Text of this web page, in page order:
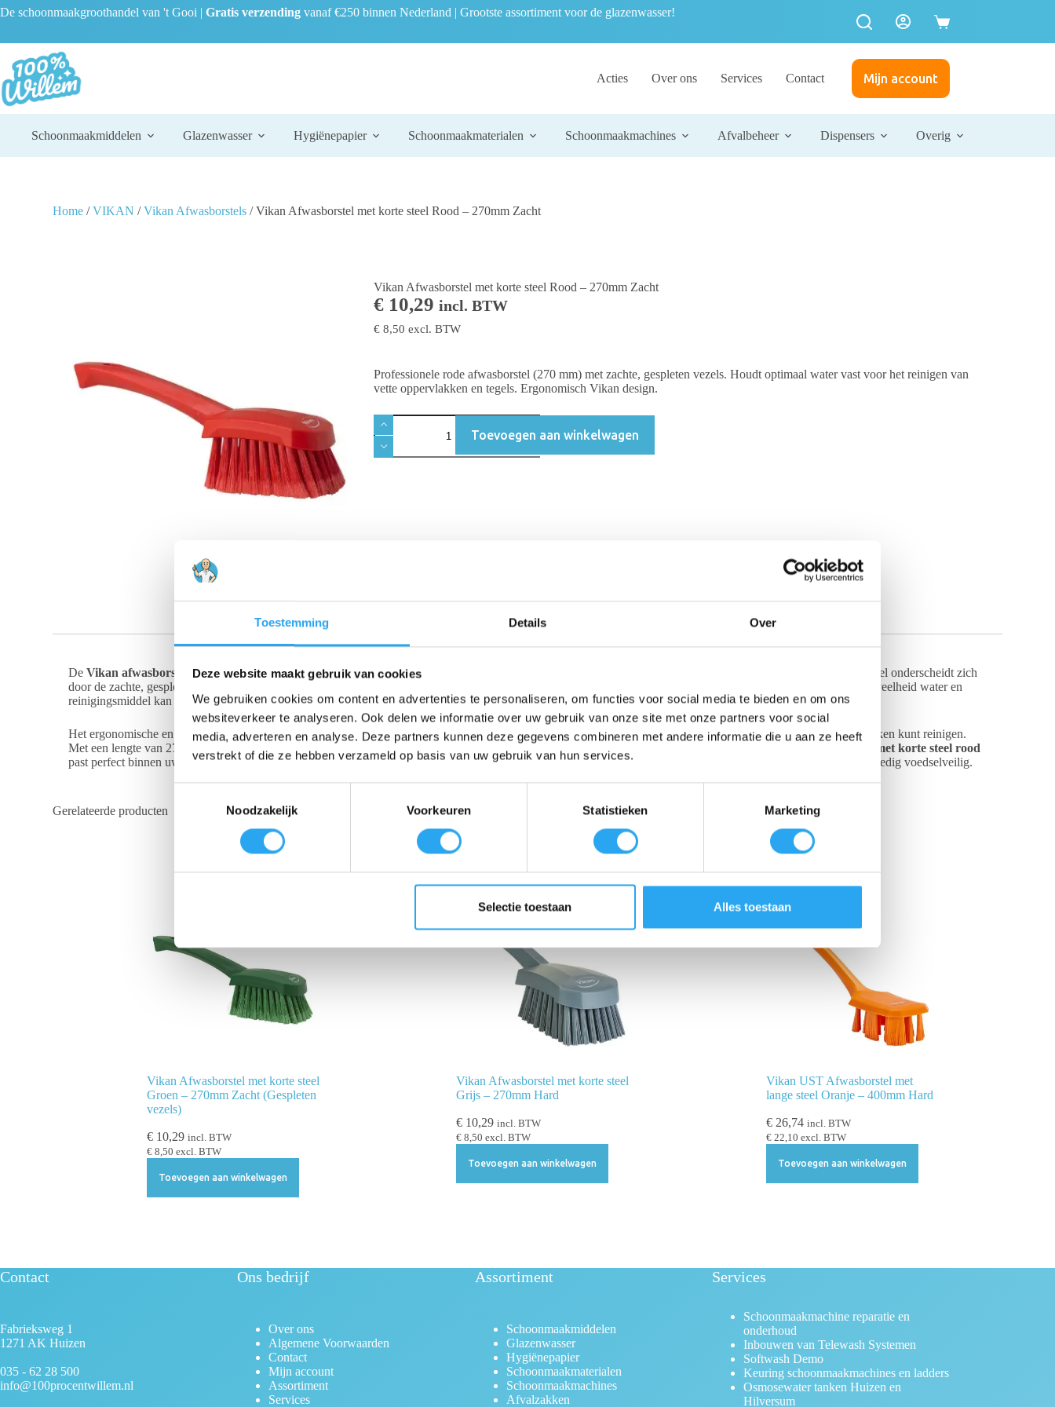
Toestemming Details Over
Deze website maakt gebruik van cookies
We gebruiken cookies om content en advertenties te personaliseren, om functies voor social media te bieden en om ons
websiteverkeer te analyseren. Ook delen we informatie over uw gebruik van onze site met onze partners voor social
media, adverteren en analyse. Deze partners kunnen deze gegevens combineren met andere informatie die u aan ze heeft
verstrekt of die ze hebben verzameld op basis van uw gebruik van hun services.
i
c
t
i
e
Noodzakelijk Voorkeuren Statistieken Marketing
Selectie toestaan Alles toestaan
De schoonmaakgroothandel van 't Gooi | Gratis verzending vanaf €250 binnen Nederland | Grootste assortiment voor de glazenwasser!
Acties Over ons Services Contact Mijn account
Schoonmaakmiddelen Glazenwasser Hygiënepapier Schoonmaakmaterialen Schoonmaakmachines Afvalbeheer Dispensers Overig
Home /VIKAN /Vikan Afwasborstels / Vikan Afwasborstel met korte steel Rood – 270mm Zacht
Vikan Afwasborstel met korte steel Rood – 270mm Zacht
€ 10,29 incl. BTW
€ 8,50 excl. BTW
Professionele rode afwasborstel (270 mm) met zachte, gespleten vezels. Houdt optimaal water vast voor het reinigen van
vette oppervlakken en tegels. Ergonomisch Vikan design.
Toevoegen aan winkelwagen
DeVikan afwasborstel met korte steel roodis speciaal ontworpen voor de reiniging van gladde en vette oppervlakken waar waterretentie essentieel is. Deze borstel onderscheidt zich
door de zachte, gespleten polyester vezels. De gespleten uiteinden van de vezels zorgen ervoor dat deze
een enorme hoeveelheid water en
reinigingsmiddel kan vasthouden, wat hem perfect maakt voor het inzepen van tegels, wanden en rvs.
Het ergonomische en praktische design van deVikan afwasborstel met korte steel roodzorgt voor een comfortabele grip, waardoor u moeiteloos grote oppervlakken kunt reinigen.
Met een lengte van 270 mm is de borstel zeer wendbaar en effectief in professionele keukens en de industrie. De rode kleurcodering van deze
Vikan afwasborstel met korte steel rood
past perfect binnen uw HACCP-plan voor sanitaire of risicovolle zones. Bovendien is deVikan afwasborstel met korte steel rood hittebestendig tot 121°C en volledig voedselveilig.
Gerelateerde producten
Vikan Afwasborstel met korte steel
Groen – 270mm Zacht (Gespleten
vezels)
€ 10,29 incl. BTW
€ 8,50 excl. BTW
Toevoegen aan winkelwagen
Vikan Afwasborstel met korte steel
Grijs – 270mm Hard
€ 10,29 incl. BTW
€ 8,50 excl. BTW
Toevoegen aan winkelwagen
Vikan UST Afwasborstel met
lange steel Oranje – 400mm Hard
€26,74 incl. BTW
€22,10 excl. BTW
Toevoegen aan winkelwagen
Contact
Fabrieksweg 1
1271 AK Huizen
035 - 62 28 500
info@100procentwillem.nl
Ons bedrijf
Over ons
Algemene Voorwaarden
Contact
Mijn account
Assortiment
Services
Assortiment
Schoonmaakmiddelen
Glazenwasser
Hygiënepapier
Schoonmaakmaterialen
Schoonmaakmachines
Afvalzakken
Services
Schoonmaakmachine reparatie en
onderhoud
Inbouwen van Telewash Systemen
Softwash Demo
Keuring schoonmaakmachines en ladders
Osmosewater tanken Huizen en
Hilversum